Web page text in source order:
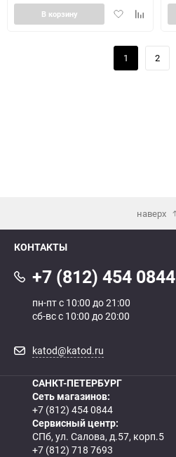
ДобавитьДобавить
В корзину
1 2
наверх
КОНТАКТЫ
+7 (812) 454 0844
пн-пт с 10:00 до 21:00
сб-вс с 10:00 до 20:00
katod@katod.ru
САНКТ-ПЕТЕРБУРГ
Сеть магазинов:
+7 (812) 454 0844
Сервисный центр:
СПб, ул. Салова, д.57, корп.5
+7 (812) 718 7693